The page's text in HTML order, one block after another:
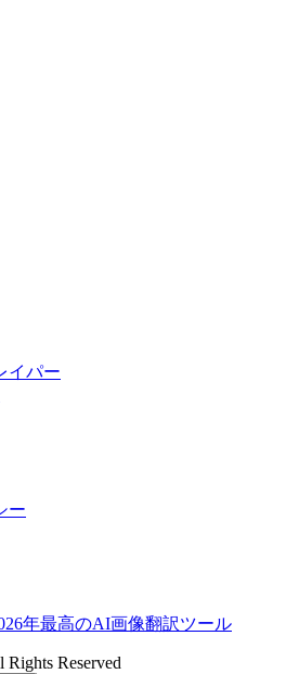
イパー
ー
年最高のAI画像翻訳ツール
Rights Reserved